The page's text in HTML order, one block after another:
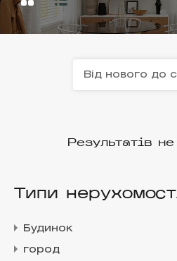
Від нового до
Результатів
Типи
Будинок
город